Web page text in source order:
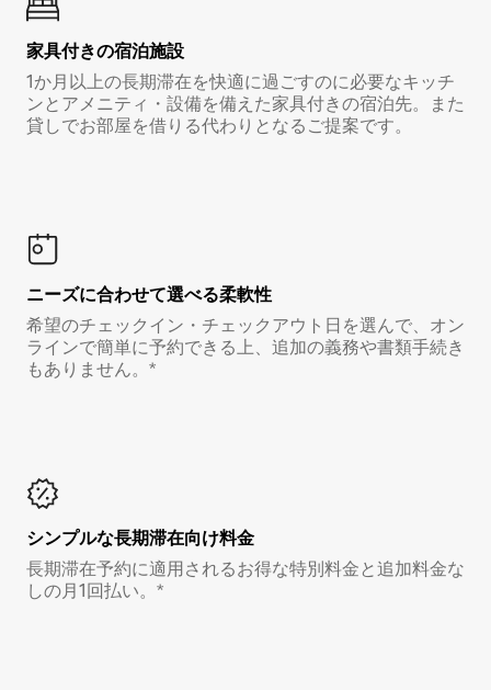
家具付き⁠の宿⁠泊⁠施⁠設
1か月以上の長期滞在を快適に過ごすのに必要なキッチ
ンとアメニティ・設備を備えた家具付きの宿泊先。また
貸しでお部屋を借りる代わりとなるご提案です。
ニーズに合わせて選べる柔軟性
希望のチェックイン・チェックアウト日を選んで、オン
ラインで簡単に予約できる上、追加の義務や書類手続き
もありません。*
シンプルな長期滞在向け料金
長期滞在予約に適用されるお得な特別料金と追加料金な
しの月1回払い。*